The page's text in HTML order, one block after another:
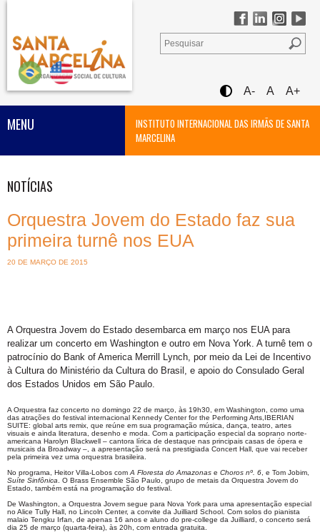
A- A A+
INSTITUTO INTERNACIONAL DAS IRMÃS DE SANTA
MARCELINA
MENU
NOTÍCIAS
Orquestra Jovem do Estado faz sua
primeira turnê nos EUA
20 DE MARÇO DE 2015
A Orquestra Jovem do Estado desembarca em março nos EUA para
realizar um concerto em Washington e outro em Nova York. A turnê tem o
patrocínio do Bank of America Merrill Lynch, por meio da Lei de Incentivo
à Cultura do Ministério da Cultura do Brasil, e apoio do Consulado Geral
dos Estados Unidos em São Paulo.
A Orquestra faz concerto no domingo 22 de março, às 19h30, em Washington, como uma
das atrações do festival internacional Kennedy Center for the Performing Arts,IBERIAN
SUITE: global arts remix, que reúne em sua programação música, dança, teatro, artes
visuais e ainda literatura, desenho e moda. Com a participação especial da soprano norte-
americana Harolyn Blackwell – cantora lírica de destaque nas principais casas de ópera e
musicais da Broadway –, a apresentação será na prestigiada Concert Hall, que vai receber
pela primeira vez uma orquestra brasileira.
No programa, Heitor Villa-Lobos com A Floresta do Amazonas e Choros nº. 6 , e Tom Jobim,
Suíte Sinfônica . O Brass Ensemble São Paulo, grupo de metais da Orquestra Jovem do
Estado, também está na programação do festival.
De Washington, a Orquestra Jovem segue para Nova York para uma apresentação especial
no Alice Tully Hall, no Lincoln Center, a convite da Juilliard School. Com solos do pianista
malaio Tengku Irfan, de apenas 16 anos e aluno do pre-college da Juilliard, o concerto será
dia 25 de março (quarta-feira), às 20h, com entrada gratuita.